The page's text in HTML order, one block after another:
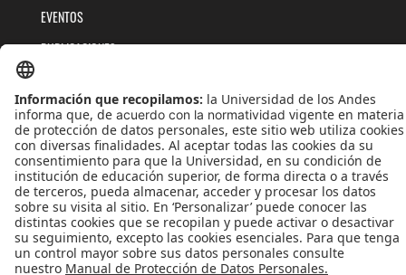
EVENTOS
PUBLICACIONES
POLÍTICAS DE TRATAMIENTOS DE DATOS
TÉRMINOS Y CONDICIONES